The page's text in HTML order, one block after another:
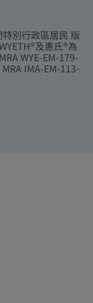
別行政區居民 版
及惠氏®為
WYE-EM-179-
IMA-EM-113-